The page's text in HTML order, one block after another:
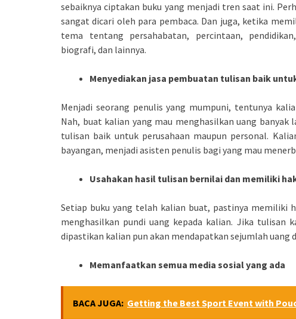
sebaiknya ciptakan buku yang menjadi tren saat ini.
sangat dicari oleh para pembaca. Dan juga, ketika
tema tentang persahabatan, percintaan,
biografi, dan lainnya.
Menyediakan jasa pembuatan tulisan baik
Menjadi seorang penulis yang mumpuni, tentunya
Nah, buat kalian yang mau menghasilkan uang banyak
tulisan baik untuk perusahaan maupun personal.
bayangan, menjadi asisten penulis bagi yang mau
Usahakan hasil tulisan bernilai dan memiliki
Setiap buku yang telah kalian buat, pastinya memiliki
menghasilkan pundi uang kepada kalian. Jika tulisan
dipastikan kalian pun akan mendapatkan sejumlah uang
Memanfaatkan semua media sosial yang ada
BACA JUGA: Getting the Best Sport Event with